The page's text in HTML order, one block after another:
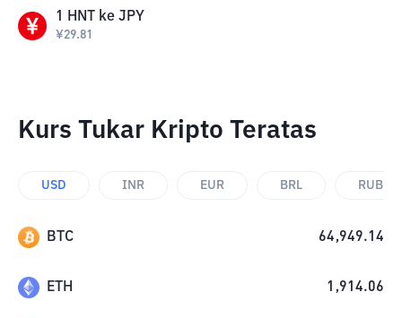
1 HNT ke JPY
¥29.81
Kurs Tukar Kripto Teratas
USD INR EUR BRL RUB
BTC 64,949.14
ETH 1,914.06